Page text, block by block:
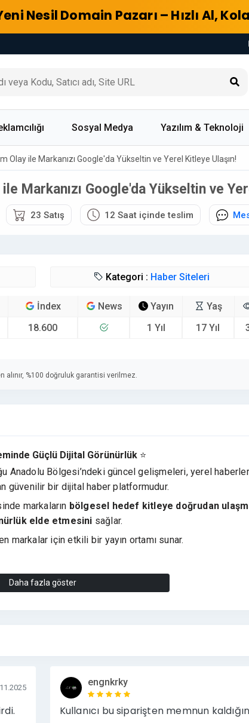
Nesil Domain Pazarı – Hızlı Al,
Sosyal Medya Yazılım & Teknoloji
Olay ile Markanızı Google'da Yükseltin ve Yerel Kitleye Ulaşın!
Markanızı Google'da Yükseltin ve
23 Satış 12 Saat içinde teslim
Kategori : Haber Siteleri
İndex
18.600
News
Yayın
1 Yıl
Yaş
17 Yıl
%100 doğruluk garantisi verilmez.
Güçlü Dijital Görünürlük ⭐
Anadolu Bölgesi’ndeki güncel gelişmeleri, yerel
güvenilir bir dijital haber platformudur.
markaların bölgesel hedef kitleye doğrudan
elde etmesini sağlar.
için etkili bir yayın ortamı sunar.
trafiği
kitlesi
Daha fazla göster
engnkrky
Kullanıcı bu siparişten memnun